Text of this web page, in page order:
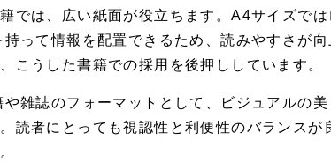
では、広い紙面が役立ちます。A4サイズで
って情報を配置できるため、読みやすさが
こうした書籍での採用を後押ししています。
雑誌のフォーマットとして、ビジュアルの
読者にとっても視認性と利便性のバランスが